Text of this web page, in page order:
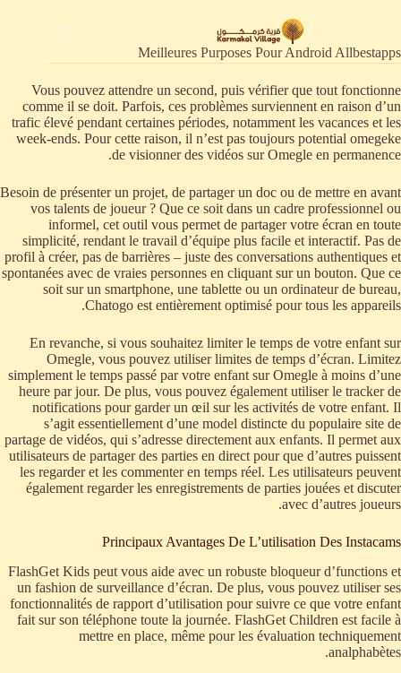
Meilleures Purposes Pour Android Allbestapps
Vous pouvez attendre un second, puis vérifier que tout fonctionne
comme il se doit. Parfois, ces problèmes surviennent en raison d’un
trafic élevé pendant certaines périodes, notamment les vacances et les
week-ends. Pour cette raison, il n’est pas toujours potential omegeke
de visionner des vidéos sur Omegle en permanence.
Besoin de présenter un projet, de partager un doc ou de mettre en avant
vos talents de joueur ? Que ce soit dans un cadre professionnel ou
informel, cet outil vous permet de partager votre écran en toute
simplicité, rendant le travail d’équipe plus facile et interactif. Pas de
profil à créer, pas de barrières – juste des conversations authentiques et
spontanées avec de vraies personnes en cliquant sur un bouton. Que ce
soit sur un smartphone, une tablette ou un ordinateur de bureau,
Chatogo est entièrement optimisé pour tous les appareils.
En revanche, si vous souhaitez limiter le temps de votre enfant sur
Omegle, vous pouvez utiliser limites de temps d’écran. Limitez
simplement le temps passé par votre enfant sur Omegle à moins d’une
heure par jour. De plus, vous pouvez également utiliser le tracker de
notifications pour garder un œil sur les activités de votre enfant. Il
s’agit essentiellement d’une model distincte du populaire site de
partage de vidéos, qui s’adresse directement aux enfants. Il permet aux
utilisateurs de partager des parties en direct pour que d’autres puissent
les regarder et les commenter en temps réel. Les utilisateurs peuvent
également regarder les enregistrements de parties jouées et discuter
avec d’autres joueurs.
Principaux Avantages De L’utilisation Des Instacams
FlashGet Kids peut vous aide avec un robuste bloqueur d’functions et
un fashion de surveillance d’écran. De plus, vous pouvez utiliser ses
fonctionnalités de rapport d’utilisation pour suivre ce que votre enfant
fait sur son téléphone toute la journée. FlashGet Children est facile à
mettre en place, même pour les évaluation techniquement
analphabètes.